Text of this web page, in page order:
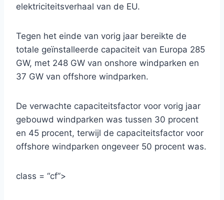
elektriciteitsverhaal van de EU.
Tegen het einde van vorig jaar bereikte de
totale geïnstalleerde capaciteit van Europa 285
GW, met 248 GW van onshore windparken en
37 GW van offshore windparken.
De verwachte capaciteitsfactor voor vorig jaar
gebouwd windparken was tussen 30 procent
en 45 procent, terwijl de capaciteitsfactor voor
offshore windparken ongeveer 50 procent was.
class = “cf”>